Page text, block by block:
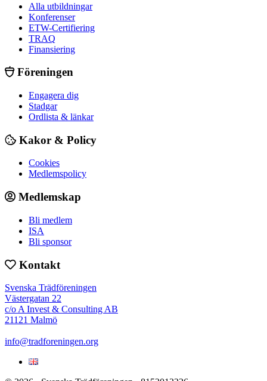
Alla utbildningar
Konferenser
ETW-Certifiering
TRAQ
Finansiering
Föreningen
Engagera dig
Stadgar
Ordlista & länkar
Kakor & Policy
Cookies
Medlemspolicy
Medlemskap
Bli medlem
ISA
Bli sponsor
Kontakt
Svenska Trädföreningen
Västergatan 22
c/o A Invest & Consulting AB
21121 Malmö
info@tradforeningen.org